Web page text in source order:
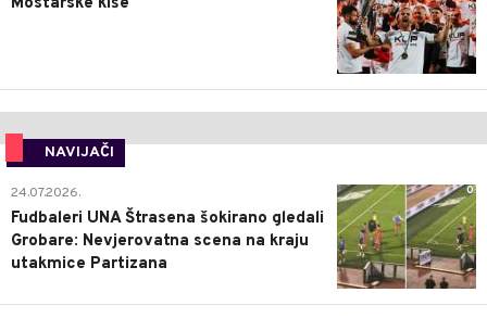
NAVIJAČI
0
24.07.2026.
Fudbaleri UNA Štrasena šokirano gledali
Grobare: Nevjerovatna scena na kraju
utakmice Partizana